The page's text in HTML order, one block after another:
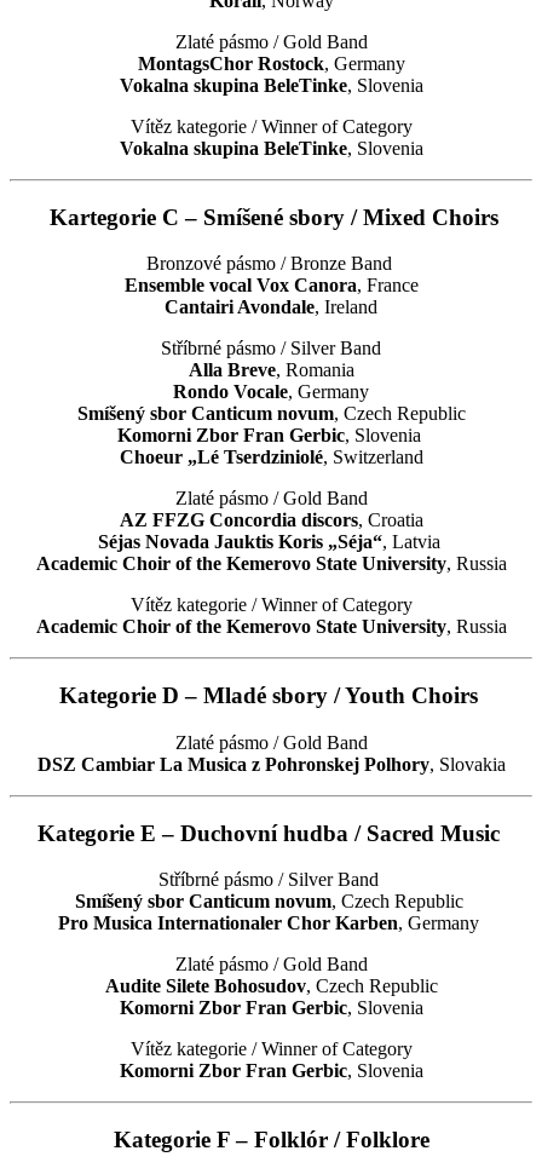
Zlaté pásmo / Gold Band
MontagsChor Rostock, Germany
Vokalna skupina BeleTinke, Slovenia
Vítěz kategorie / Winner of Category
Vokalna skupina BeleTinke, Slovenia
Kartegorie C – Smíšené sbory / Mixed Choirs
Bronzové pásmo / Bronze Band
Ensemble vocal Vox Canora, France
Cantairi Avondale, Ireland
Stříbrné pásmo / Silver Band
Alla Breve, Romania
Rondo Vocale, Germany
Smíšený sbor Canticum novum, Czech Republic
Komorni Zbor Fran Gerbic, Slovenia
Choeur „Lé Tserdziniolé, Switzerland
Zlaté pásmo / Gold Band
AZ FFZG Concordia discors, Croatia
Séjas Novada Jauktis Koris „Séja“, Latvia
Academic Choir of the Kemerovo State University, Russia
Vítěz kategorie / Winner of Category
Academic Choir of the Kemerovo State University, Russia
Kategorie D – Mladé sbory / Youth Choirs
Zlaté pásmo / Gold Band
DSZ Cambiar La Musica z Pohronskej Polhory, Slovakia
Kategorie E – Duchovní hudba / Sacred Music
Stříbrné pásmo / Silver Band
Smíšený sbor Canticum novum, Czech Republic
Pro Musica Internationaler Chor Karben, Germany
Zlaté pásmo / Gold Band
Audite Silete Bohosudov, Czech Republic
Komorni Zbor Fran Gerbic, Slovenia
Vítěz kategorie / Winner of Category
Komorni Zbor Fran Gerbic, Slovenia
Kategorie F – Folklór / Folklore